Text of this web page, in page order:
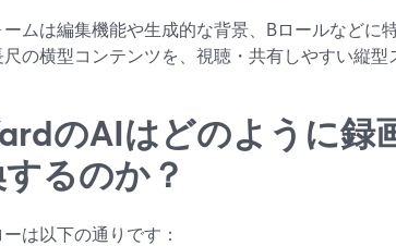
ムは編集機能や生成的な背景、Bロールなどに
の横型コンテンツを、視聴・共有しやすい縦型
のAIはどのように録
るのか？
は以下の通りです：